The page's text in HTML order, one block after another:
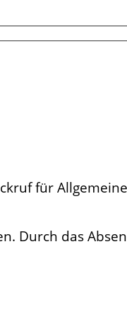
für
Durch das